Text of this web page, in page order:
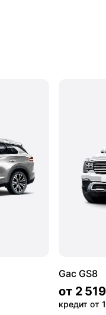
Gac GS8
от 2
кредит от